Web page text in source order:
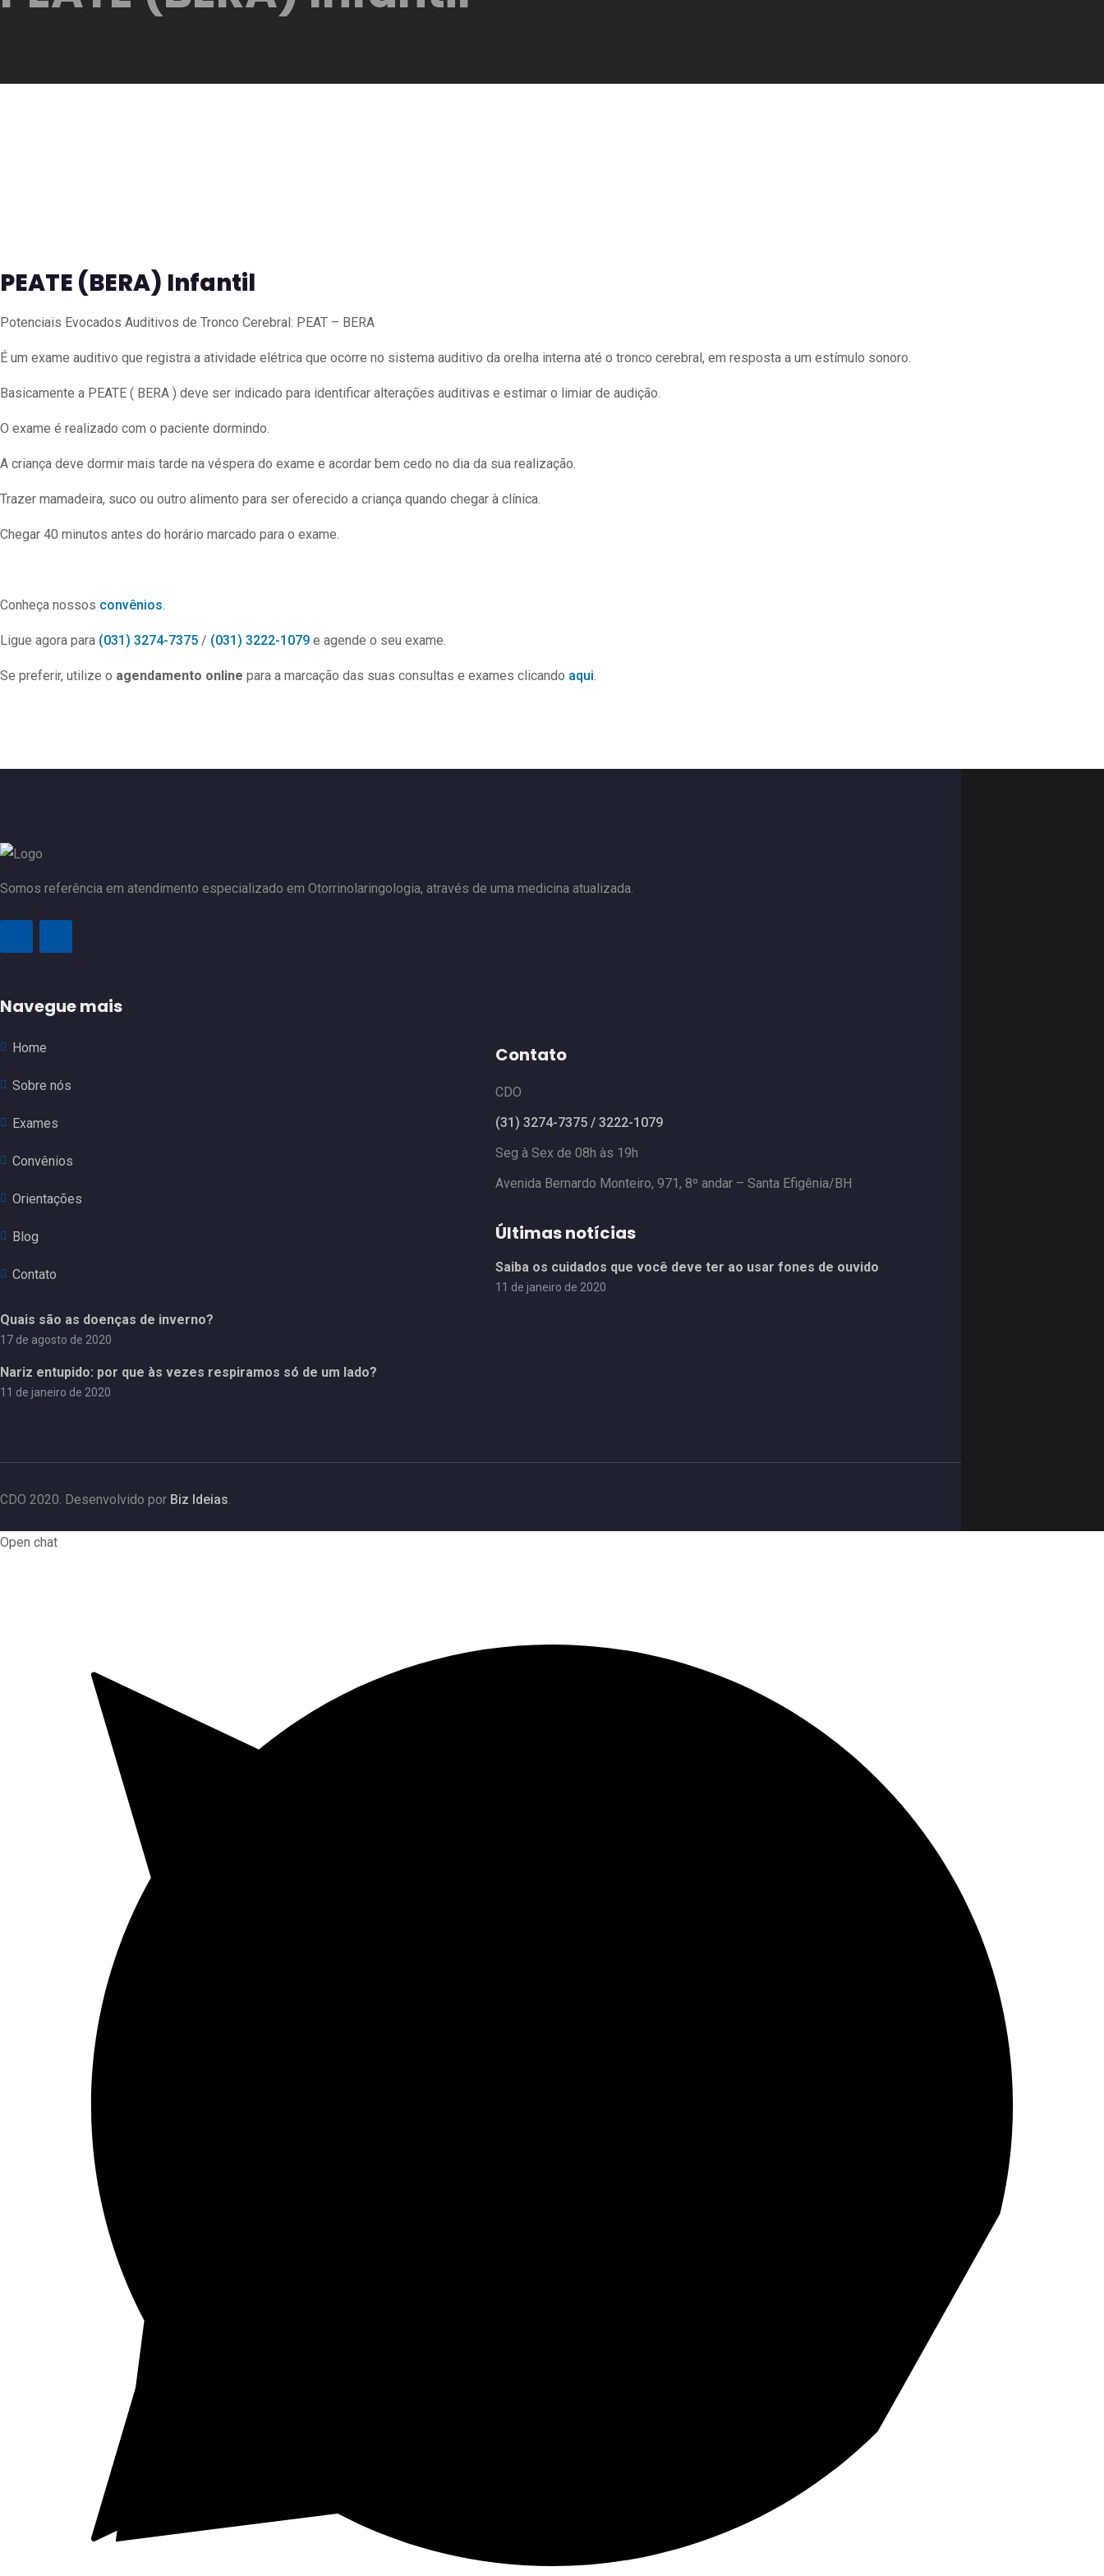
PEATE (BERA) Infantil
Potenciais Evocados Auditivos de Tronco Cerebral: PEAT – BERA
É um exame auditivo que registra a atividade elétrica que ocorre no sistema auditivo da orelha interna até o tronco cerebral, em resposta a um estímulo sonoro.
Basicamente a PEATE ( BERA ) deve ser indicado para identificar alterações auditivas e estimar o limiar de audição.
O exame é realizado com o paciente dormindo.
A criança deve dormir mais tarde na véspera do exame e acordar bem cedo no dia da sua realização.
Trazer mamadeira, suco ou outro alimento para ser oferecido a criança quando chegar à clínica.
Chegar 40 minutos antes do horário marcado para o exame.
Conheça nossos convênios.
Ligue agora para (031) 3274-7375 / (031) 3222-1079 e agende o seu exame.
Se preferir, utilize o agendamento online para a marcação das suas consultas e exames clicando aqui.
Somos referência em atendimento especializado em Otorrinolaringologia, através de uma medicina atualizada.
Navegue mais
Home
Sobre nós
Exames
Convênios
Orientações
Blog
Contato
Contato
CDO
(31) 3274-7375 / 3222-1079
Seg à Sex de 08h às 19h
Avenida Bernardo Monteiro, 971, 8º andar – Santa Efigênia/BH
Últimas notícias
Saiba os cuidados que você deve ter ao usar fones de ouvido
11 de janeiro de 2020
Quais são as doenças de inverno?
17 de agosto de 2020
Nariz entupido: por que às vezes respiramos só de um lado?
11 de janeiro de 2020
CDO 2020. Desenvolvido por Biz Ideias.
Open chat